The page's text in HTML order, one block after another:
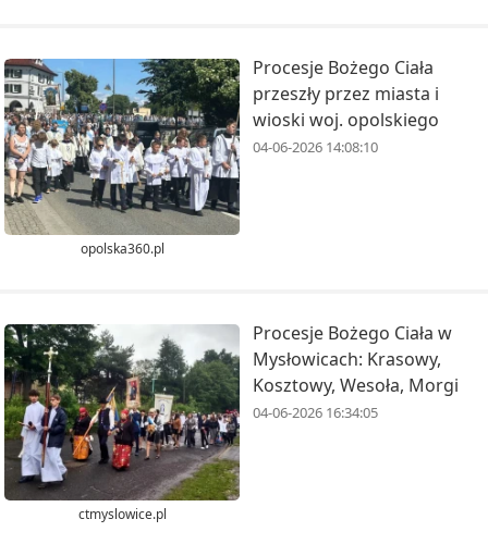
opolska360.pl
Procesje Bożego Ciała
przeszły przez miasta i
wioski woj. opolskiego
04-06-2026 14:08:10
ctmyslowice.pl
Procesje Bożego Ciała w
Mysłowicach: Krasowy,
Kosztowy, Wesoła, Morgi
04-06-2026 16:34:05